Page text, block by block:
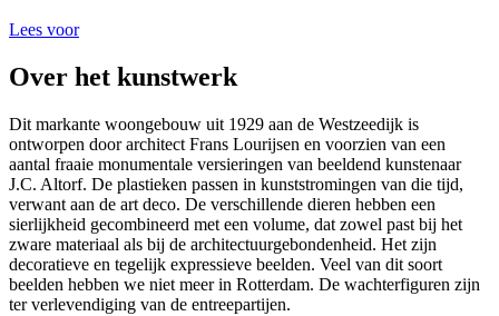
Lees voor
Over het kunstwerk
Dit markante woongebouw uit 1929 aan de Westzeedijk is
ontworpen door architect Frans Lourijsen en voorzien van een
aantal fraaie monumentale versieringen van beeldend kunstenaar
J.C. Altorf. De plastieken passen in kunststromingen van die tijd,
verwant aan de art deco. De verschillende dieren hebben een
sierlijkheid gecombineerd met een volume, dat zowel past bij het
zware materiaal als bij de architectuurgebondenheid. Het zijn
decoratieve en tegelijk expressieve beelden. Veel van dit soort
beelden hebben we niet meer in Rotterdam. De wachterfiguren zijn
ter verlevendiging van de entreepartijen.